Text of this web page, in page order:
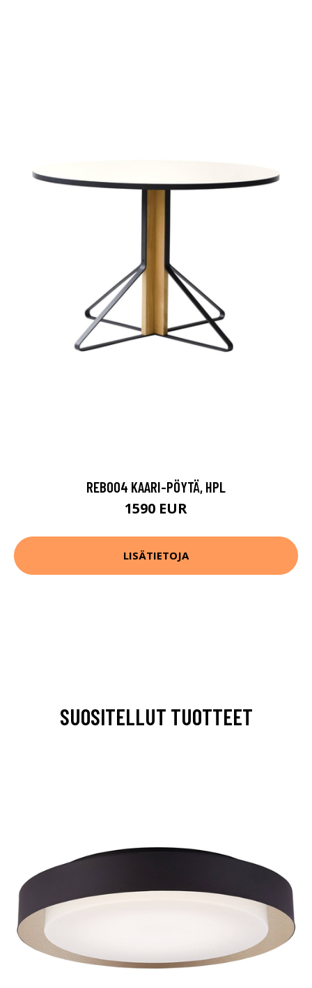
REB004 KAARI-PÖYTÄ, HPL
1590 EUR
LISÄTIETOJA
SUOSITELLUT TUOTTEET